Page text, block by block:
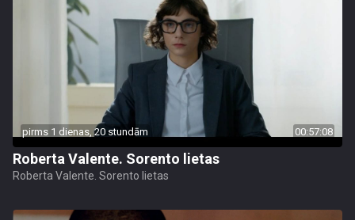
pirms 1 dienas, 20 stundām 00:57:08
Roberta Valente. Sorento lietas
Roberta Valente. Sorento lietas